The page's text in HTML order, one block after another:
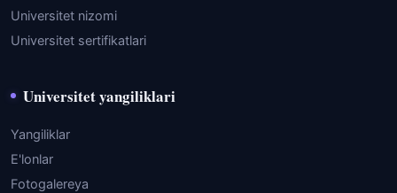
Universitet nizomi
Universitet sertifikatlari
Universitet yangiliklari
Yangiliklar
E'lonlar
Fotogalereya